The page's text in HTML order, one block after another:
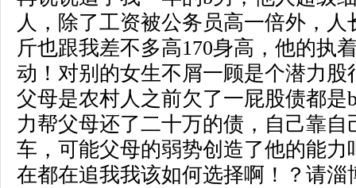
人，除了工资被公务员高一倍外，人
斤也跟我差不多高170身高，他的执
动！对别的女生不屑一顾是个潜力股
父母是农村人之前欠了一屁股债都是
力帮父母还了二十万的债，自己靠自
车，可能父母的弱势创造了他的能力
在都在追我我该如何选择啊！？请淄